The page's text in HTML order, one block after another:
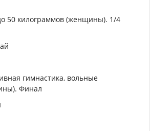
50 килограммов (женщины). 1/4
гимнастика, вольные
Финал